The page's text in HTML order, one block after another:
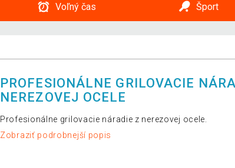
Voľný čas Šport
PROFESIONÁLNE GRILOVACIE
NEREZOVEJ OCELE
Profesionálne grilovacie náradie z nerezovej ocele.
Zobraziť podrobnejší popis